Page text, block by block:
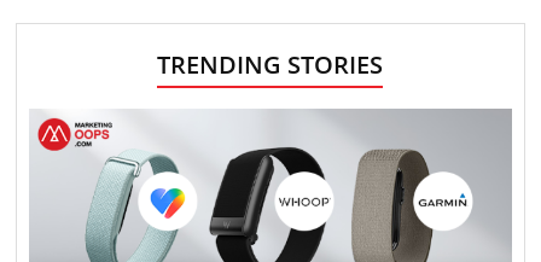
TRENDING STORIES